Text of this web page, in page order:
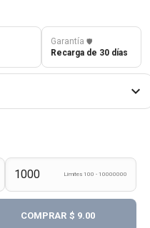
Garantía ️🛡️
Recarga de 30 días
Límites 100 - 10000000
COMPRAR $ 9.00